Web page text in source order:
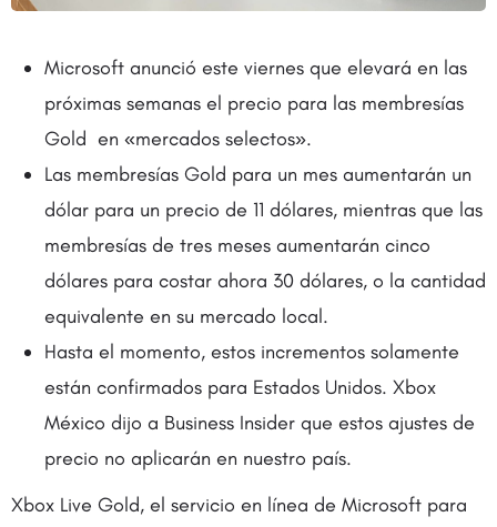
Microsoft anunció este viernes que elevará en las
próximas semanas el precio para las membresías
Gold en «mercados selectos».
Las membresías Gold para un mes aumentarán un
dólar para un precio de 11 dólares, mientras que las
membresías de tres meses aumentarán cinco
dólares para costar ahora 30 dólares, o la cantidad
equivalente en su mercado local.
Hasta el momento, estos incrementos solamente
están confirmados para Estados Unidos. Xbox
México dijo a Business Insider que estos ajustes de
precio no aplicarán en nuestro país.
Xbox Live Gold, el servicio en línea de Microsoft para